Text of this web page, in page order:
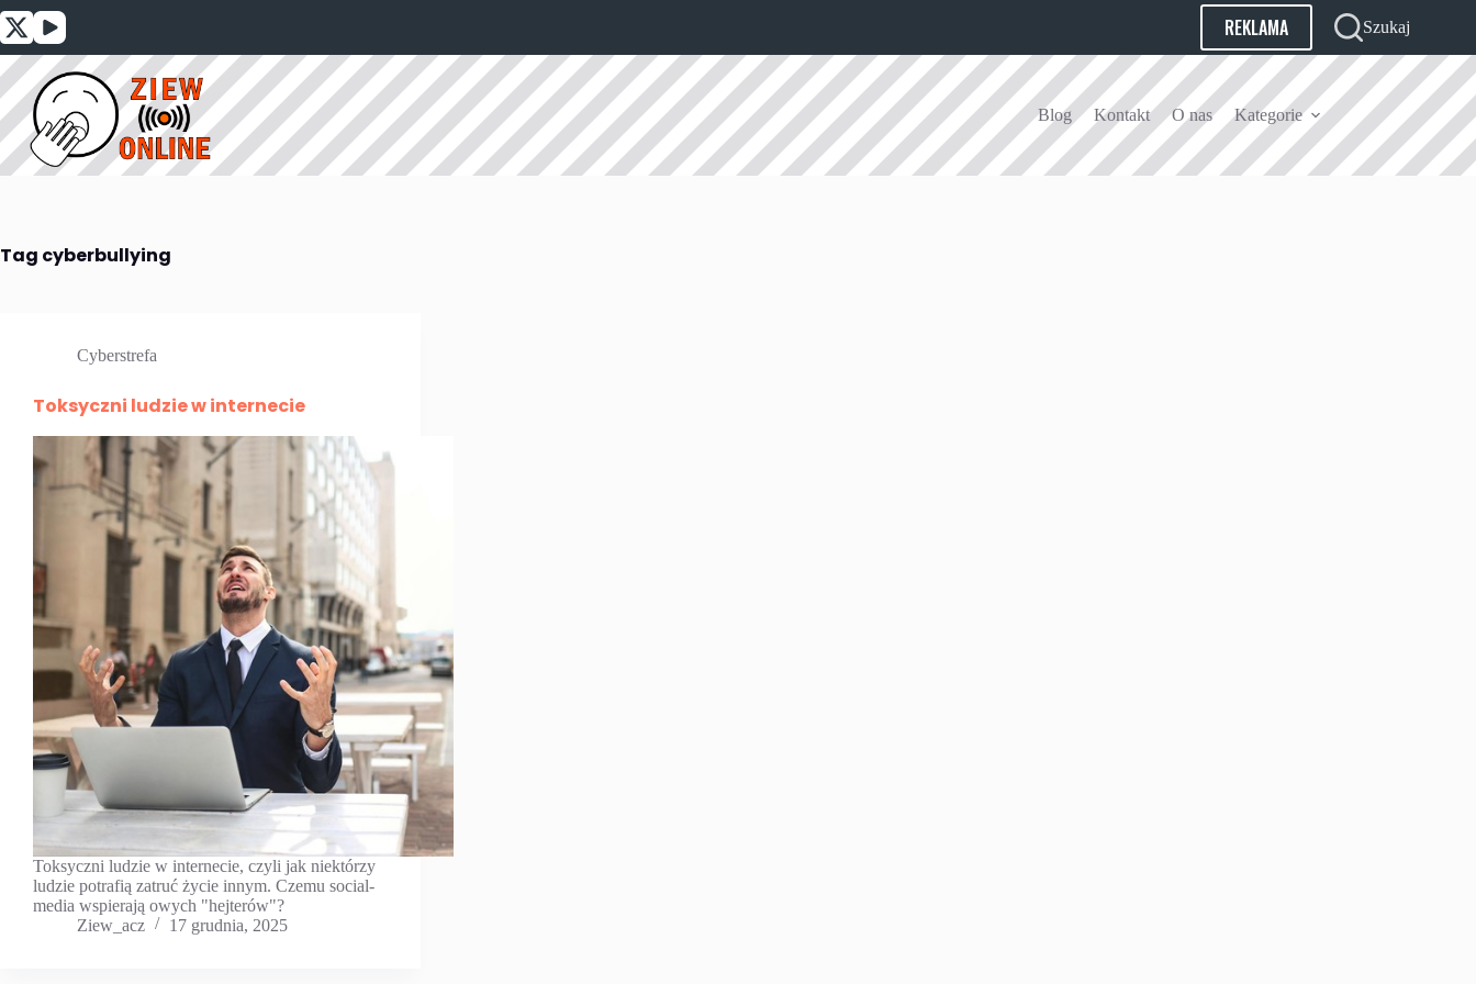
Przejdź
do
treści
REKLAMA Szukaj
Blog Kontakt O nas Kategorie
Tag cyberbullying
Cyberstrefa
Toksyczni ludzie w internecie
Toksyczni ludzie w internecie, czyli jak niektórzy
ludzie potrafią zatruć życie innym. Czemu social-
media wspierają owych "hejterów"?
Ziew_acz
17 grudnia, 2025